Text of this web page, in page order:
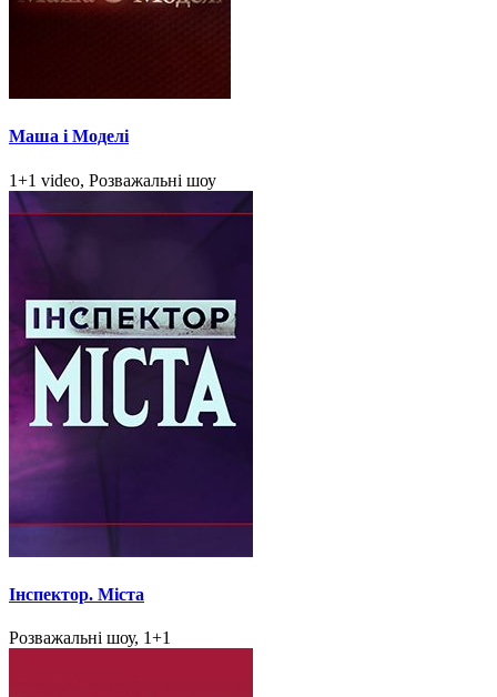
Маша і Моделі
1+1 video, Розважальні шоу
Інспектор. Міста
Розважальні шоу, 1+1